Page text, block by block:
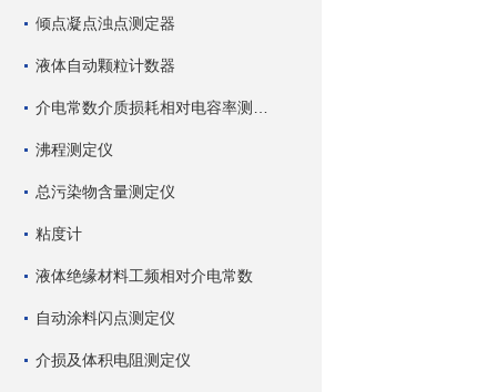
倾点凝点浊点测定器
液体自动颗粒计数器
沸程测定仪
总污染物含量测定仪
粘度计
液体绝缘材料工频相对介电常数
自动涂料闪点测定仪
介损及体积电阻测定仪